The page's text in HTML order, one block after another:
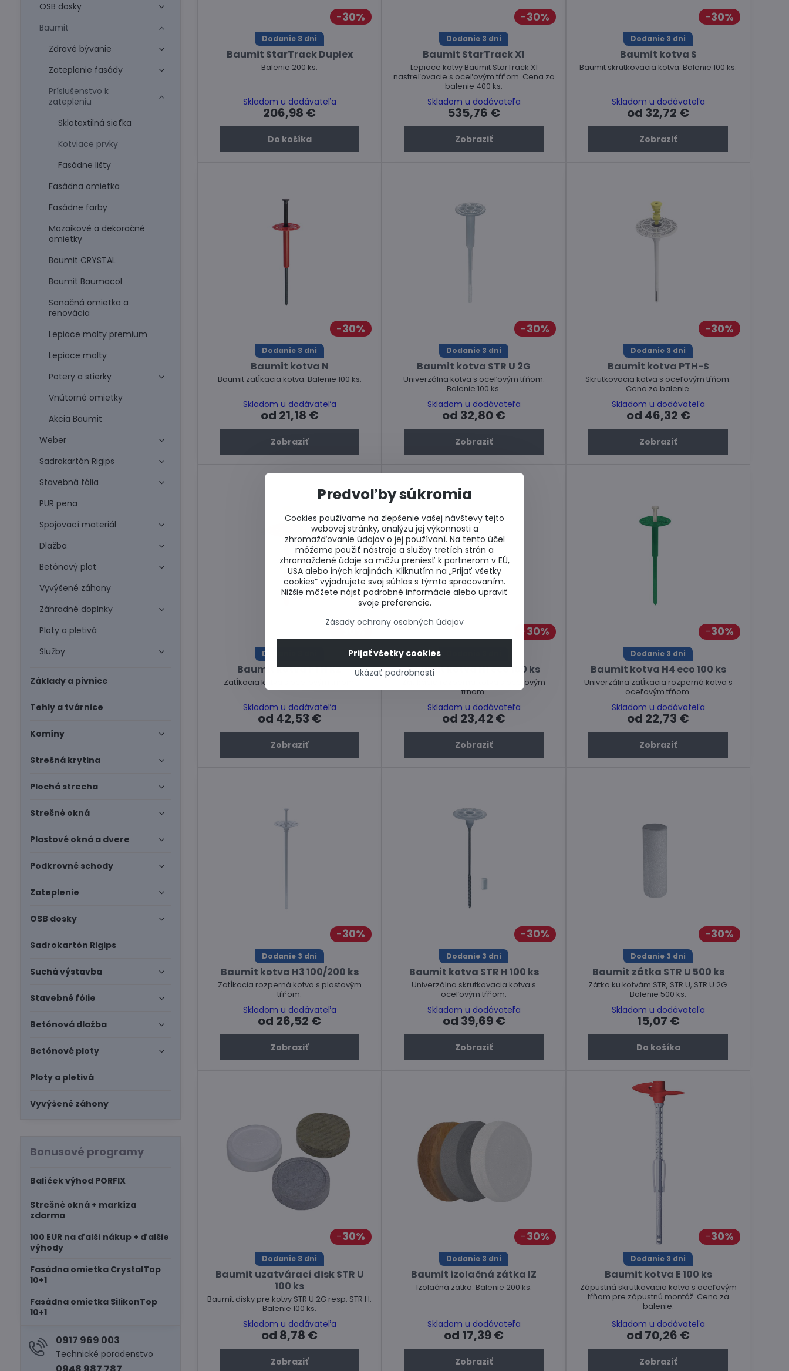
30%
Dodanie 3 dni
Baumit StarTrack Duplex
Balenie 200 ks.
Skladom u dodávateľa
206,98 €
Do košíka
30%
Dodanie 3 dni
Baumit StarTrack X1
Lepiace kotvy Baumit StarTrack X1
nastreľovacie s oceľovým tŕňom. Cena za
balenie 400 ks.
Skladom u dodávateľa
535,76 €
Zobraziť
30%
Dodanie 3 dni
Baumit kotva S
Baumit skrutkovacia kotva. Balenie 100 ks.
Skladom u dodávateľa
od 32,72 €
Zobraziť
30%
Dodanie 3 dni
Baumit kotva N
Baumit zatĺkacia kotva. Balenie 100 ks.
Skladom u dodávateľa
od 21,18 €
Zobraziť
30%
Dodanie 3 dni
Baumit kotva STR U 2G
Univerzálna kotva s oceľovým tŕňom.
Balenie 100 ks.
Skladom u dodávateľa
od 32,80 €
Zobraziť
30%
Dodanie 3 dni
Baumit kotva PTH-S
Skrutkovacia kotva s oceľovým tŕňom.
Cena za balenie.
Skladom u dodávateľa
od 46,32 €
Zobraziť
30%
Dodanie 3 dni
Baumit kotva PTH KZ
Zatĺkacia kotva s oceľovým tŕňom.
Skladom u dodávateľa
od 42,53 €
Zobraziť
30%
Baumit kotva H1 eco 100 ks
Zatĺkacia rozperná kotva s oceľovým
tŕňom.
Skladom u dodávateľa
od 23,42 €
Zobraziť
30%
Dodanie 3 dni
Baumit kotva H4 eco 100 ks
Univerzálna zatĺkacia rozperná kotva s
oceľovým tŕňom.
Skladom u dodávateľa
od 22,73 €
Zobraziť
30%
Dodanie 3 dni
Baumit kotva H3 100/200 ks
Zatĺkacia rozperná kotva s plastovým
tŕňom.
Skladom u dodávateľa
od 26,52 €
Zobraziť
30%
Dodanie 3 dni
Baumit kotva STR H 100 ks
Univerzálna skrutkovacia kotva s
oceľovým tŕňom.
Skladom u dodávateľa
od 39,69 €
Zobraziť
30%
Dodanie 3 dni
Baumit zátka STR U 500 ks
Zátka ku kotvám STR, STR U, STR U 2G.
Balenie 500 ks.
Skladom u dodávateľa
15,07 €
Do košíka
30%
Dodanie 3 dni
Baumit uzatvárací disk STR U
100 ks
Baumit disky pre kotvy STR U 2G resp. STR H.
Balenie 100 ks.
Skladom u dodávateľa
od 8,78 €
Zobraziť
30%
Dodanie 3 dni
Baumit izolačná zátka IZ
Izolačná zátka. Balenie 200 ks.
Skladom u dodávateľa
od 17,39 €
Zobraziť
30%
Dodanie 3 dni
Baumit kotva E 100 ks
Zápustná skrutkovacia kotva s oceľovým
tŕňom pre zápustnú montáž. Cena za
balenie.
Skladom u dodávateľa
od 70,26 €
Zobraziť
0917 969 003
Technické poradenstvo
OSB dosky
Baumit
Zdravé bývanie
Zateplenie fasády
Príslušenstvo k
zatepleniu
Sklotextilná sieťka
Kotviace prvky
Fasádne lišty
Fasádna omietka
Fasádne farby
Mozaikové a dekoračné
omietky
Baumit CRYSTAL
Baumit Baumacol
Sanačná omietka a
renovácia
Lepiace malty premium
Lepiace malty
Potery a stierky
Vnútorné omietky
Akcia Baumit
Weber
Sadrokartón Rigips
Stavebná fólia
PUR pena
Spojovací materiál
Dlažba
Betónový plot
Vyvýšené záhony
Záhradné doplnky
Ploty a pletivá
Služby
Základy a pivnice
Tehly a tvárnice
Komíny
Strešná krytina
Plochá strecha
Strešné okná
Plastové okná a dvere
Podkrovné schody
Zateplenie
OSB dosky
Sadrokartón Rigips
Suchá výstavba
Stavebné fólie
Betónová dlažba
Betónové ploty
Ploty a pletivá
Vyvýšené záhony
Bonusové programy
Balíček výhod PORFIX
Strešné okná + markíza
zdarma
100 EUR na ďalší nákup + ďalšie
výhody
Fasádna omietka CrystalTop
10+1
Fasádna omietka SilikonTop
10+1
Predvoľby súkromia
Cookies používame na zlepšenie vašej návštevy tejto
webovej stránky, analýzu jej výkonnosti a
zhromažďovanie údajov o jej používaní. Na tento účel
môžeme použiť nástroje a služby tretích strán a
zhromaždené údaje sa môžu preniesť k partnerom v EÚ,
USA alebo iných krajinách. Kliknutím na „Prijať všetky
cookies“ vyjadrujete svoj súhlas s týmto spracovaním.
Nižšie môžete nájsť podrobné informácie alebo upraviť
svoje preferencie.
Zásady ochrany osobných údajov
Ukázať podrobnosti
Prijať všetky cookies